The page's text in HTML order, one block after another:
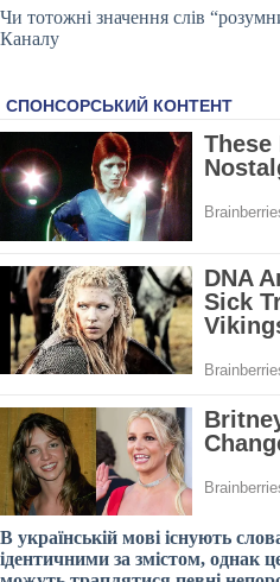
Чи тотожні значення слів
Каналу
В українській мові існують
ідентичними за змістом, однак